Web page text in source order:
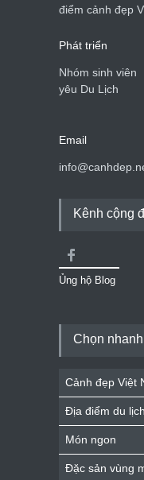
điểm cảnh đẹp
Phát triển
Nhóm sinh viên
yêu Du Lịch
Email
Kênh cộng
Ủng hộ Blog
Chọn nhanh
Cảnh đẹp Việt
Địa điểm du lịch
Món ngon
Đặc sản vùng